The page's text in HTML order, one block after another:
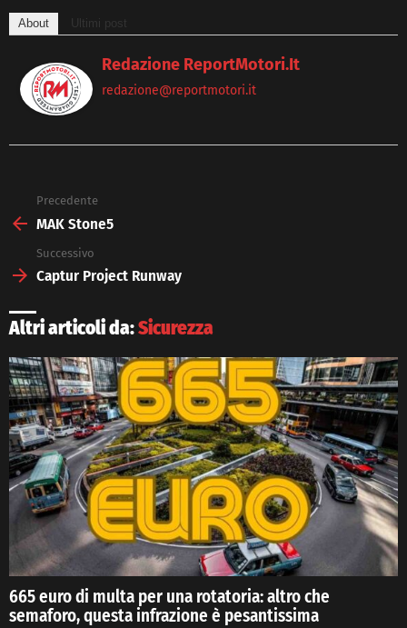
About Ultimi post
Redazione ReportMotori.it
redazione@reportmotori.it
more
Precedente
MAK Stone5
Successivo
Captur Project Runway
Altri articoli da:Sicurezza
665 euro di multa per una rotatoria: altro che
semaforo, questa infrazione è pesantissima